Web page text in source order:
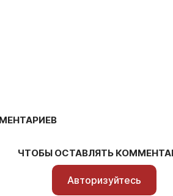
ЧТОБЫ ОСТАВЛЯТЬ
Авторизуйтесь